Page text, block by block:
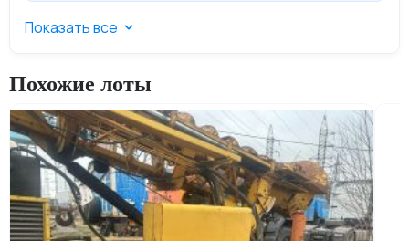
Показать все